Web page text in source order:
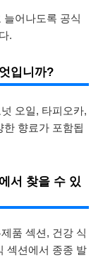
늘어나도록 공식
.
입니까?
오일, 타피오카,
향료가 포함됩
서 찾을 수 있
품 섹션, 건강 식
섹션에서 종종 발